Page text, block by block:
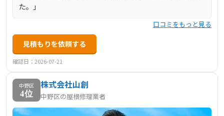
た。」
口コミをもっと見る
見積もりを依頼する
確認日：2026-07-21
中野区
4位
株式会社山創
中野区の屋根修理業者